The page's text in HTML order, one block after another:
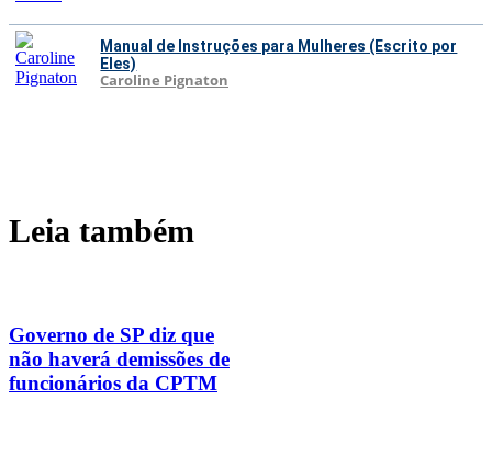
Manual de Instruções para Mulheres (Escrito por
Eles)
Caroline Pignaton
Leia também
Governo de SP diz que
não haverá demissões de
funcionários da CPTM